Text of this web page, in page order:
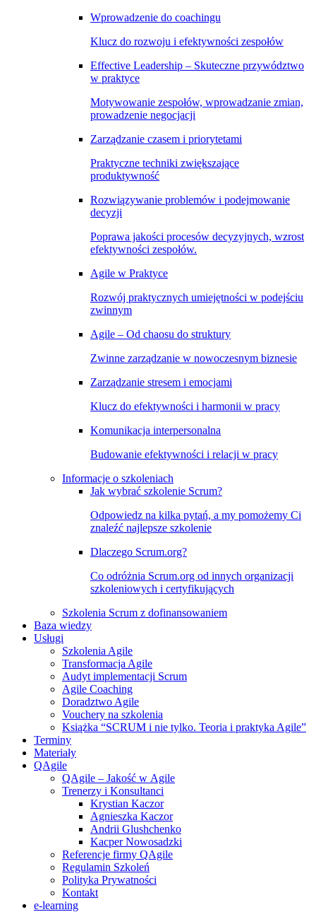
Wprowadzenie do coachingu
Klucz do rozwoju i efektywności zespołów
Effective Leadership – Skuteczne przywództwo
w praktyce
Motywowanie zespołów, wprowadzanie zmian,
prowadzenie negocjacji
Zarządzanie czasem i priorytetami
Praktyczne techniki zwiększające
produktywność
Rozwiązywanie problemów i podejmowanie
decyzji
Poprawa jakości procesów decyzyjnych, wzrost
efektywności zespołów.
Agile w Praktyce
Rozwój praktycznych umiejętności w podejściu
zwinnym
Agile – Od chaosu do struktury
Zwinne zarządzanie w nowoczesnym biznesie
Zarządzanie stresem i emocjami
Klucz do efektywności i harmonii w pracy
Komunikacja interpersonalna
Budowanie efektywności i relacji w pracy
Informacje o szkoleniach
Jak wybrać szkolenie Scrum?
Odpowiedz na kilka pytań, a my pomożemy Ci
znaleźć najlepsze szkolenie
Dlaczego Scrum.org?
Co odróżnia Scrum.org od innych organizacji
szkoleniowych i certyfikujących
Szkolenia Scrum z dofinansowaniem
Baza wiedzy
Usługi
Szkolenia Agile
Transformacja Agile
Audyt implementacji Scrum
Agile Coaching
Doradztwo Agile
Vouchery na szkolenia
Książka “SCRUM i nie tylko. Teoria i praktyka Agile”
Terminy
Materiały
QAgile
QAgile – Jakość w Agile
Trenerzy i Konsultanci
Krystian Kaczor
Agnieszka Kaczor
Andrii Glushchenko
Kacper Nowosadzki
Referencje firmy QAgile
Regulamin Szkoleń
Polityka Prywatności
Kontakt
e‑learning